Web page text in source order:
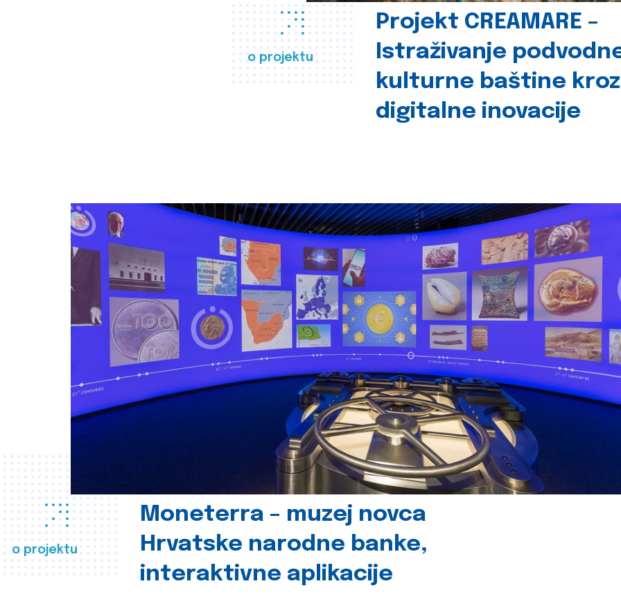
o projektu
Projekt CREAMARE –
Istraživanje
kulturne baštine kroz
digitalne inovacije
o projektu
Moneterra – muzej novca
Hrvatske narodne banke,
interaktivne aplikacije